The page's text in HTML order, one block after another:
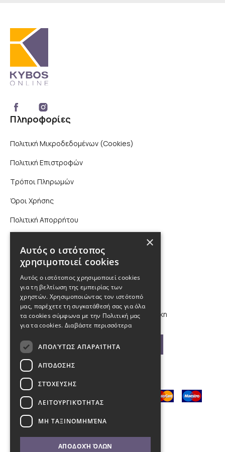
Πληροφορίες
Πολιτική Μικροδεδομένων (Cookies)
Πολιτική Επιστροφών
Τρόποι Πληρωμών
Όροι Χρήσης
Πολιτική Απορρήτου
210 9880988, 2310 224 460
info@kybosonline.gr
Εθνικής Αμύνης 44, 54621, Θεσσαλονίκη
Βρείτε μας στο χάρτη
×
Αυτός ο ιστότοπος
χρησιμοποιεί cookies
Αυτός ο ιστότοπος χρησιμοποιεί cookies
για τη βελτίωση της εμπειρίας των
χρηστών. Χρησιμοποιώντας τον ιστότοπό
μας, παρέχετε τη συγκατάθεσή σας για όλα
τα cookies σύμφωνα με την Πολιτική μας
για τα cookies. Διαβάστε περισσότερα
ΑΠΟΛΎΤΩΣ ΑΠΑΡΑΊΤΗΤΑ
ΑΠΌΔΟΣΗΣ
ΣΤΌΧΕΥΣΗΣ
ΛΕΙΤΟΥΡΓΙΚΌΤΗΤΑΣ
ΜΗ ΤΑΞΙΝΟΜΗΜΈΝΑ
ΑΠΟΔΟΧΉ ΌΛΩΝ